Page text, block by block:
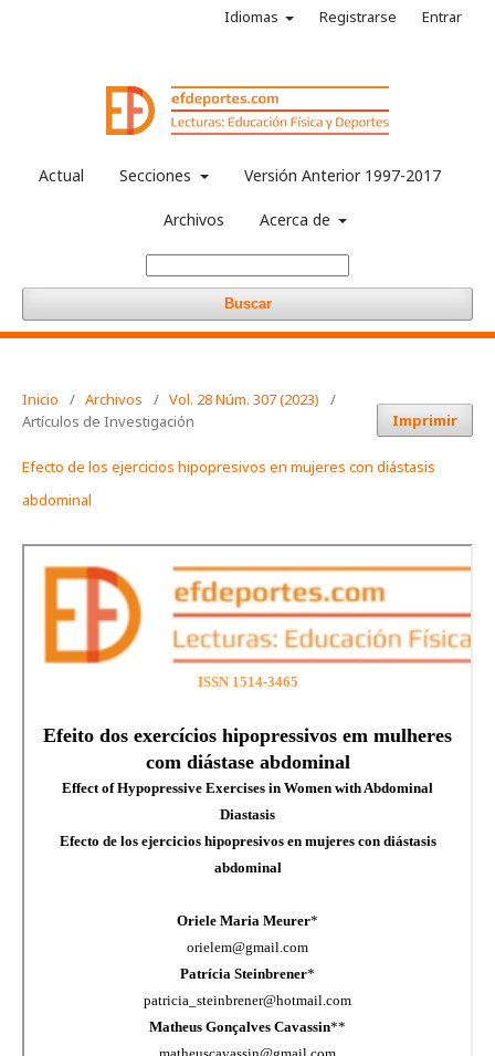
Actual Secciones Versión Anterior 1997-2017
Archivos Acerca de
Buscar
Idiomas Registrarse Entrar
Inicio / Archivos / Vol. 28 Núm. 307 (2023)
/
Artículos de Investigación
Imprimir
Efecto de los ejercicios hipopresivos en mujeres con diástasis
abdominal